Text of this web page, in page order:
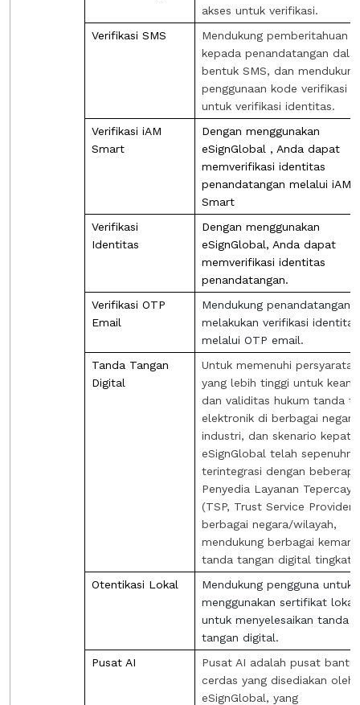
akses untuk verifikasi.
Verifikasi SMS
Mendukung pemberitahuan
kepada penandatangan
bentuk SMS, dan mendukung
penggunaan kode verifikasi
untuk verifikasi identitas.
Verifikasi iAM
Smart
Dengan menggunakan
eSignGlobal , Anda dapat
memverifikasi identitas
penandatangan melalui iAM
Smart
Verifikasi
Identitas
Dengan menggunakan
eSignGlobal, Anda dapat
memverifikasi identitas
penandatangan.
Verifikasi OTP
Email
Mendukung penandatangan
melakukan verifikasi identitas
melalui OTP email.
Tanda Tangan
Digital
Untuk memenuhi persyaratan
yang lebih tinggi untuk
dan validitas hukum tanda
elektronik di berbagai
industri, dan skenario
eSignGlobal telah
terintegrasi dengan beberapa
Penyedia Layanan Tepercaya
(TSP, Trust Service Provider)
berbagai negara/wilayah,
mendukung berbagai
tanda tangan digital tingkat
Otentikasi Lokal
Mendukung pengguna untuk
menggunakan sertifikat lokal
untuk menyelesaikan tanda
tangan digital.
Pusat AI
Pusat AI adalah pusat
cerdas yang disediakan oleh
eSignGlobal, yang